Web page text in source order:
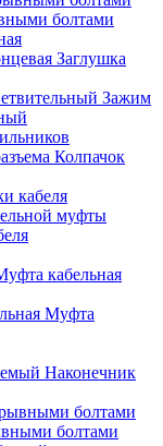
болтами
Заглушка
Зажим
Колпачок
кабеля
муфты
кабельная
Муфта
Наконечник
болтами